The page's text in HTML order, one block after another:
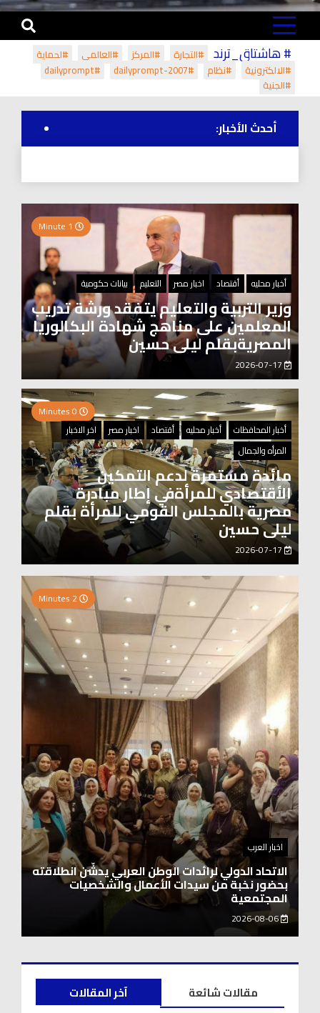
# هاشتاق_ترند #التجارة #المركز #العالمي
#لحماية
#الالكترونية
#نظام #dailyprompt-2007
#dailyprompt
#الجنية
أحدث الأخبار:
أخبار محليه أقتصاد اخبار مصر التعليم بيانات حكومية
وزير التربية والتعليم يتفقد ورشة تدريب
المعلمين على مناهج شهادة البكالوريا
المصريةبقلم ليلى حسين
أخبار المحافظات
أخبار محليه أقتصاد اخبار مصر
اخر الاخبار
المرأه والجمال
مائدة مستمرة لدعم التمكين
الأقتصادي للمرأةفي إطار مبادرة
مصرية بالمجلس القومي للمرأة بقلم
ليلى حسين
2026-07-17
اخبار العرب
اغنيتين وطنيتين جميلتين للفنان المايسترو ابراهيم
بركات
2026-08-06
آخر المقالات
مقالات شائعة